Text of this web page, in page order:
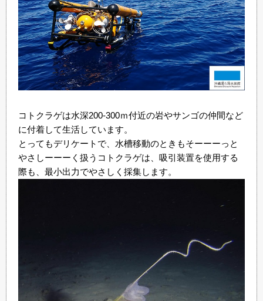
コトクラゲは水深200-300ｍ付近の岩やサンゴの仲間など
に付着して生活しています。
とってもデリケートで、水槽移動のときもそーーーっと
やさしーーーく扱うコトクラゲは、吸引装置を使用する
際も、最小出力でやさしく採集します。